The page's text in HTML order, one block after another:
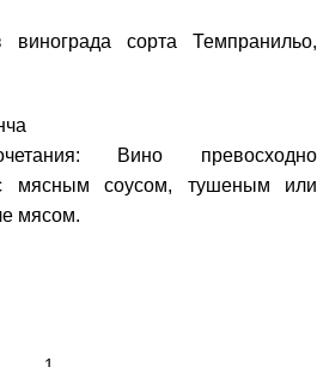
сорта Темпранильо,
Вино превосходно
мясным соусом, тушеным или
мясом.